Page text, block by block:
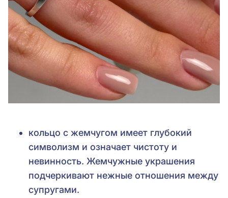
кольцо с жемчугом имеет глубокий
символизм и означает чистоту и
невинность. Жемчужные украшения
подчеркивают нежные отношения между
супругами.